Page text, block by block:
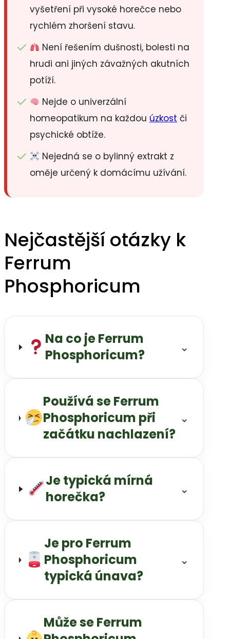
vyšetření při vysoké horečce nebo
rychlém zhoršení stavu.
Není řešením dušnosti, bolesti na
hrudi ani jiných závažných akutních
potíží.
Nejde o univerzální
homeopatikum na každou úzkost či
psychické obtíže.
Nejedná se o bylinný extrakt z
oměje určený k domácímu užívání.
Nejčastější otázky k
Ferrum
Phosphoricum
Na co je Ferrum
Phosphoricum?
⌄
Používá se Ferrum
Phosphoricum při
začátku nachlazení?
⌄
Je typická mírná
horečka?
⌄
Je pro Ferrum
Phosphoricum
typická únava?
⌄
Může se Ferrum